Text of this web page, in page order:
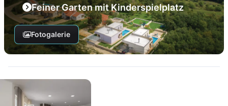
Feiner Garten mit Kinderspielplatz
Fotogalerie